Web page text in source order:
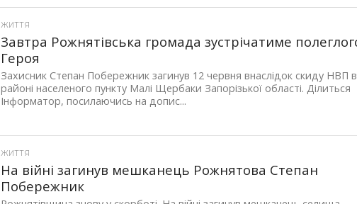
ЖИТТЯ
Завтра Рожнятівська громада зустрічатиме
Героя
Захисник Степан Побережник загинув 12 червня внаслідок скиду НВП в
районі населеного пункту Малі Щербаки Запорізької області. Ділиться
Інформатор, посилаючись на допис...
ЖИТТЯ
На війні загинув мешканець Рожнятова Степан
Побережник